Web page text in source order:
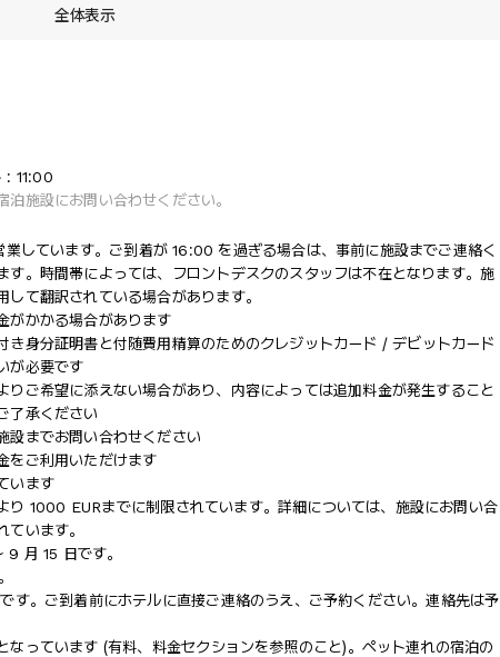
全体表示
: 11:00
施設にお問い合わせください。
しています。ご到着が 16:00 を過ぎる場合は、事前に施設までご連絡く
す。時間帯によっては、フロントデスクのスタッフは不在となります。施
て翻訳されている場合があります。
がかかる場合があります
き身分証明書と付随費用精算のためのクレジットカード / デビットカード
が必要です
ご希望に添えない場合があり、内容によっては追加料金が発生すること
了承ください
設までお問い合わせください
をご利用いただけます
います
り 1000 EURまでに制限されています。詳細については、施設にお問い合
います。
月 15 日です。
す。ご到着前にホテルに直接ご連絡のうえ、ご予約ください。連絡先は予
なっています (有料、料金セクションを参照のこと)。ペット連れの宿泊の